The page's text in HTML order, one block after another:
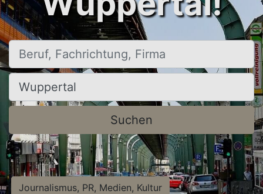
Beruf, Fachrichtung, Firma
Ort, Stadt
Suchen
Journalismus, PR, Medien, Kultur